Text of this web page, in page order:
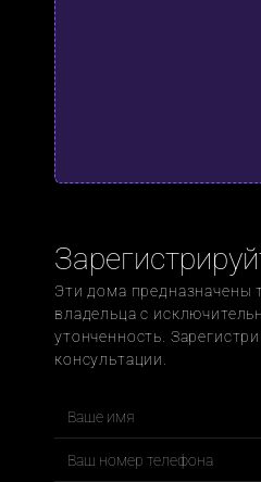
Эти дома предназначены
владельца с
утонченность.
консультации.